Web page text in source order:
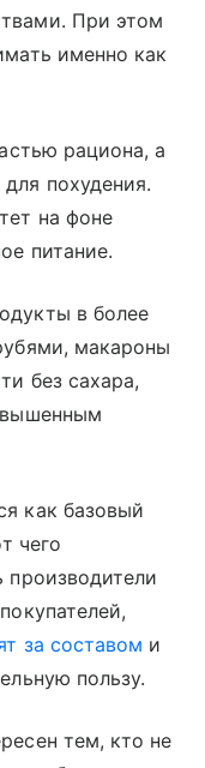
При этом
именно как
рациона, а
похудения.
на фоне
питание.
в более
макароны
без сахара,
как базовый
чего
производители
за составом и
пользу.
тем, кто не